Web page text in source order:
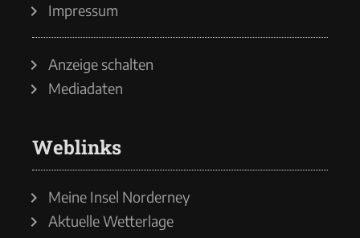
Impressum
Anzeige schalten
Mediadaten
Weblinks
Meine Insel Norderney
Aktuelle Wetterlage